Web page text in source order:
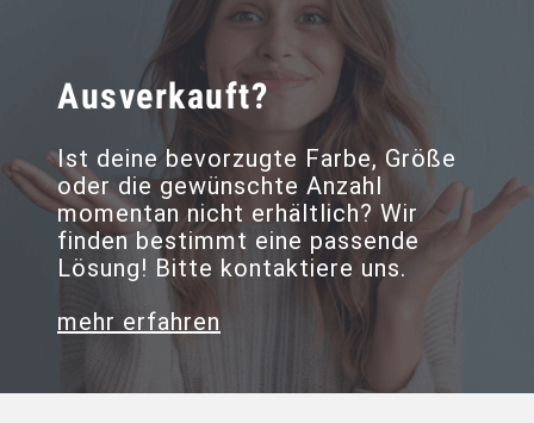
Ausverkauft?
Ist deine bevorzugte Farbe, Größe
oder die gewünschte Anzahl
momentan nicht erhältlich? Wir
finden bestimmt eine passende
Lösung! Bitte kontaktiere uns.
mehr erfahren